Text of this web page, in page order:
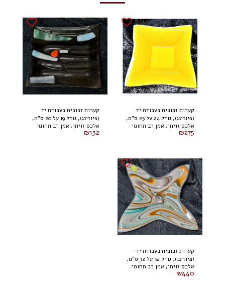
קערות זכוכית בעבודת יד
(פיוזינג), גודל 24 על 25 ס"מ,
של האמן אלכס זויתן
אלכס זויתן, אמן רב תחומי
₪275
קערות זכוכית בעבודת יד
(פיוזינג), גודל 19 על 20 ס"מ,
של האמן אלכס זויתן
אלכס זויתן, אמן רב תחומי
₪132
קערות זכוכית בעבודת יד
(פיוזינג), גודל 32 על 32 ס"מ,
של האמן אלכס זויתן
אלכס זויתן, אמן רב תחומי
₪440